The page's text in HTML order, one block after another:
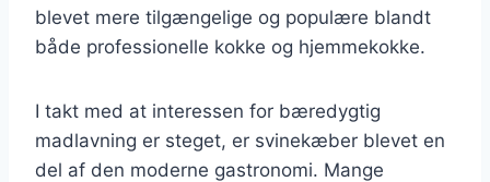
blevet mere tilgængelige og populære blandt
både professionelle kokke og hjemmekokke.
I takt med at interessen for bæredygtig
madlavning er steget, er svinekæber blevet en
del af den moderne gastronomi. Mange